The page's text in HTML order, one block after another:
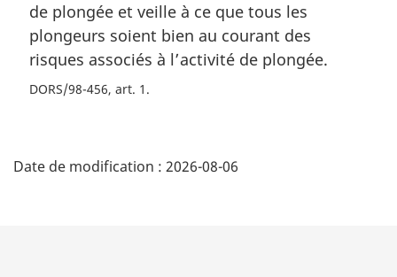
de plongée et veille à ce que tous les
plongeurs soient bien au courant des
risques associés à l’activité de plongée.
DORS/98-456, art. 1
é
Date de modification : 2026-08-06